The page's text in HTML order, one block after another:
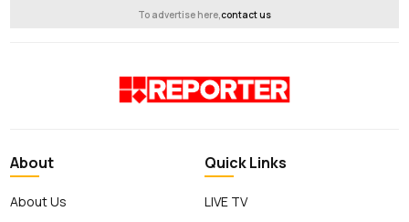
To advertise here,contact us
About
About Us
Quick Links
LIVE TV